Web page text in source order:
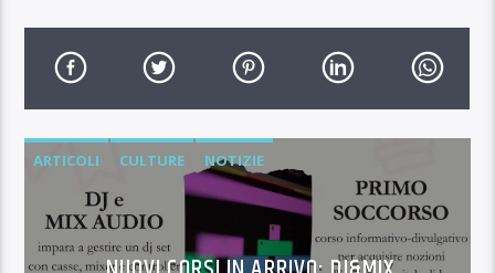
ARTICOLI CULTURE NOTIZIE